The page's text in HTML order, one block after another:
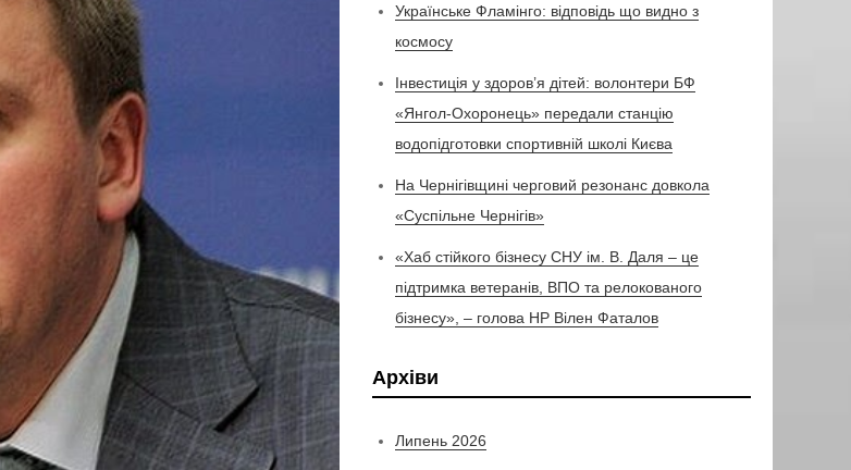
Українське Фламінго: відповідь що видно з
космосу
Інвестиція у здоров’я дітей: волонтери БФ
«Янгол-Охоронець» передали станцію
водопідготовки спортивній школі Києва
На Чернігівщині черговий резонанс довкола
«Суспільне Чернігів»
«Хаб стійкого бізнесу СНУ ім. В. Даля – це
підтримка ветеранів, ВПО та релокованого
бізнесу», – голова НР Вілен Фаталов
Архіви
Липень 2026